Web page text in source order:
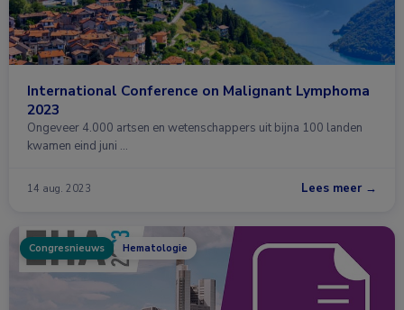
International Conference on Malignant Lymphoma
2023
Ongeveer 4.000 artsen en wetenschappers uit bijna 100 landen
kwamen eind juni …
14 aug. 2023 Lees meer →
Congresnieuws Hematologie